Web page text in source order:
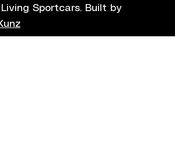
Living Sportcars. Built by